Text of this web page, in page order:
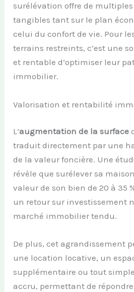
surélévation offre de
tangibles tant sur le plan
celui du confort de vie. Pour
terrains restreints, c’est une
et rentable d’optimiser leur
immobilier.
Valorisation et rentabilité
L’augmentation de la surface
traduit directement par une
de la valeur foncière. Une
révèle que surélever sa
valeur de son bien de 20 à 35
un retour sur investissement
marché immobilier tendu.
De plus, cet agrandissement
une location locative, un
supplémentaire ou tout
accru, permettant de